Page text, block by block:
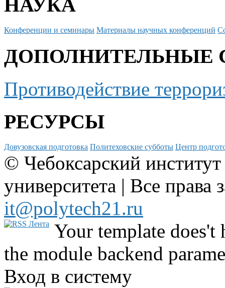
НАУКА
Конференции и семинары Материалы научных конференций
ДОПОЛНИТЕЛЬНЫЕ
Противодействие
РЕСУРСЫ
Довузовская подготовка Политеховские субботы Центр
© Чебоксарский
университета | Все
it@polytech21.ru
Your template
the module backend
Вход в систему